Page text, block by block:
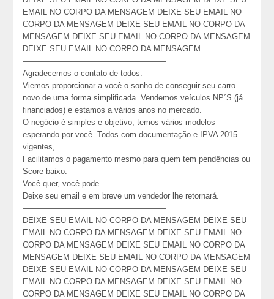
EMAIL NO CORPO DA MENSAGEM DEIXE SEU EMAIL NO
CORPO DA MENSAGEM DEIXE SEU EMAIL NO CORPO DA
MENSAGEM DEIXE SEU EMAIL NO CORPO DA MENSAGEM
DEIXE SEU EMAIL NO CORPO DA MENSAGEM
——————————————————
Agradecemos o contato de todos.
Viemos proporcionar a você o sonho de conseguir seu carro
novo de uma forma simplificada. Vendemos veículos NP´S (já
financiados) e estamos a vários anos no mercado.
O negócio é simples e objetivo, temos vários modelos
esperando por você. Todos com documentação e IPVA 2015
vigentes,
Facilitamos o pagamento mesmo para quem tem pendências ou
Score baixo.
Você quer, você pode.
Deixe seu email e em breve um vendedor lhe retornará.
——————————————————
DEIXE SEU EMAIL NO CORPO DA MENSAGEM DEIXE SEU
EMAIL NO CORPO DA MENSAGEM DEIXE SEU EMAIL NO
CORPO DA MENSAGEM DEIXE SEU EMAIL NO CORPO DA
MENSAGEM DEIXE SEU EMAIL NO CORPO DA MENSAGEM
DEIXE SEU EMAIL NO CORPO DA MENSAGEM DEIXE SEU
EMAIL NO CORPO DA MENSAGEM DEIXE SEU EMAIL NO
CORPO DA MENSAGEM DEIXE SEU EMAIL NO CORPO DA